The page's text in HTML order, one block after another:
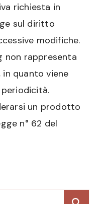
richiesta in
sul diritto
modifiche.
non rappresenta
quanto viene
un prodotto
n° 62 del